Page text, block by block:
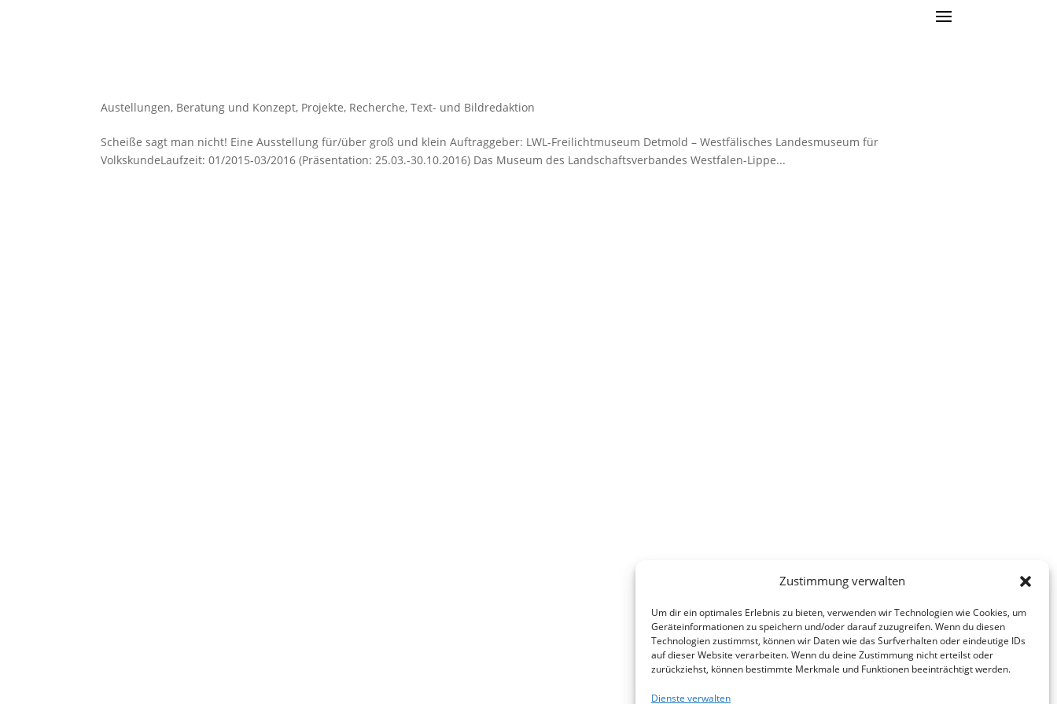
Zustimmung verwalten
Um dir ein optimales Erlebnis zu bieten, verwenden wir Technologien wie Cookies, um
Geräteinformationen zu speichern und/oder darauf zuzugreifen. Wenn du diesen
Technologien zustimmst, können wir Daten wie das Surfverhalten oder eindeutige IDs
auf dieser Website verarbeiten. Wenn du deine Zustimmung nicht erteilst oder
zurückziehst, können bestimmte Merkmale und Funktionen beeinträchtigt werden.
Dienste verwalten
Austellungen, Beratung und Konzept, Projekte, Recherche, Text- und Bildredaktion
Scheiße sagt man nicht! Eine Ausstellung für/über groß und klein Auftraggeber: LWL-Freilichtmuseum Detmold – Westfälisches Landesmuseum für
VolkskundeLaufzeit: 01/2015-03/2016 (Präsentation: 25.03.-30.10.2016) Das Museum des Landschaftsverbandes Westfalen-Lippe...